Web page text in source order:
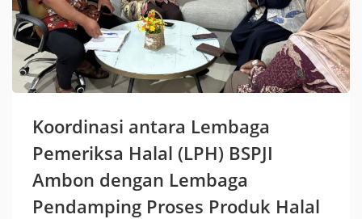
Koordinasi antara Lembaga
Pemeriksa Halal (LPH) BSPJI
Ambon dengan Lembaga
Pendamping Proses Produk Halal